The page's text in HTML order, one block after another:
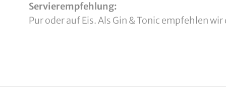
Servierempfehlung:
Pur oder auf Eis. Als Gin & Tonic empfehlen wir